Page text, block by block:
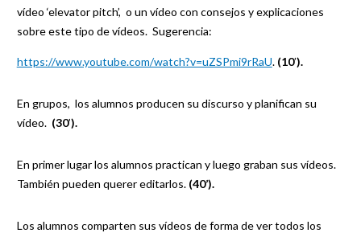
vídeo ‘elevator pitch’, o un vídeo con consejos y explicaciones
sobre este tipo de vídeos. Sugerencia:
https://www.youtube.com/watch?v=uZSPmi9rRaU. (10’).
En grupos, los alumnos producen su discurso y planifican su
vídeo. (30’).
En primer lugar los alumnos practican y luego graban sus vídeos.
También pueden querer editarlos. (40’).
Los alumnos comparten sus vídeos de forma de ver todos los